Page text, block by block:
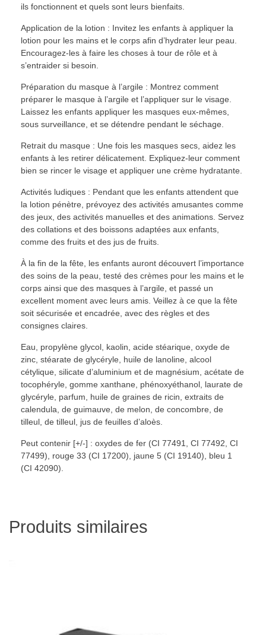
ils fonctionnent et quels sont leurs bienfaits.
Application de la lotion : Invitez les enfants à appliquer la
lotion pour les mains et le corps afin d’hydrater leur peau.
Encouragez-les à faire les choses à tour de rôle et à
s’entraider si besoin.
Préparation du masque à l’argile : Montrez comment
préparer le masque à l’argile et l’appliquer sur le visage.
Laissez les enfants appliquer les masques eux-mêmes,
sous surveillance, et se détendre pendant le séchage.
Retrait du masque : Une fois les masques secs, aidez les
enfants à les retirer délicatement. Expliquez-leur comment
bien se rincer le visage et appliquer une crème hydratante.
Activités ludiques : Pendant que les enfants attendent que
la lotion pénètre, prévoyez des activités amusantes comme
des jeux, des activités manuelles et des animations. Servez
des collations et des boissons adaptées aux enfants,
comme des fruits et des jus de fruits.
À la fin de la fête, les enfants auront découvert l’importance
des soins de la peau, testé des crèmes pour les mains et le
corps ainsi que des masques à l’argile, et passé un
excellent moment avec leurs amis. Veillez à ce que la fête
soit sécurisée et encadrée, avec des règles et des
consignes claires.
Eau, propylène glycol, kaolin, acide stéarique, oxyde de
zinc, stéarate de glycéryle, huile de lanoline, alcool
cétylique, silicate d’aluminium et de magnésium, acétate de
tocophéryle, gomme xanthane, phénoxyéthanol, laurate de
glycéryle, parfum, huile de graines de ricin, extraits de
calendula, de guimauve, de melon, de concombre, de
tilleul, de tilleul, jus de feuilles d’aloès.
Peut contenir [+/-] : oxydes de fer (CI 77491, CI 77492, CI
77499), rouge 33 (CI 17200), jaune 5 (CI 19140), bleu 1
(CI 42090).
Produits similaires